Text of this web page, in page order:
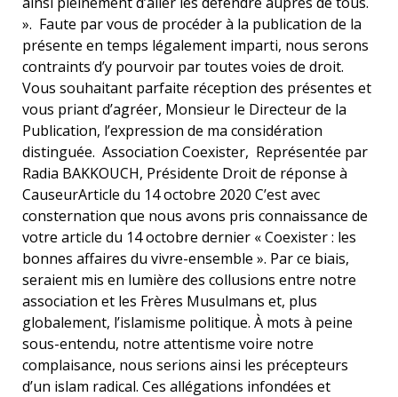
». Faute par vous de procéder à la publication de la
présente en temps légalement imparti, nous serons
contraints d’y pourvoir par toutes voies de droit.
Vous souhaitant parfaite réception des présentes et
vous priant d’agréer, Monsieur le Directeur de la
Publication, l’expression de ma considération
distinguée. Association Coexister, Représentée par
Radia BAKKOUCH, Présidente Droit de réponse à
CauseurArticle du 14 octobre 2020 C’est avec
consternation que nous avons pris connaissance de
votre article du 14 octobre dernier « Coexister : les
bonnes affaires du vivre-ensemble ». Par ce biais,
seraient mis en lumière des collusions entre notre
association et les Frères Musulmans et, plus
globalement, l’islamisme politique. À mots à peine
sous-entendu, notre attentisme voire notre
complaisance, nous serions ainsi les précepteurs
d’un islam radical. Ces allégations infondées et